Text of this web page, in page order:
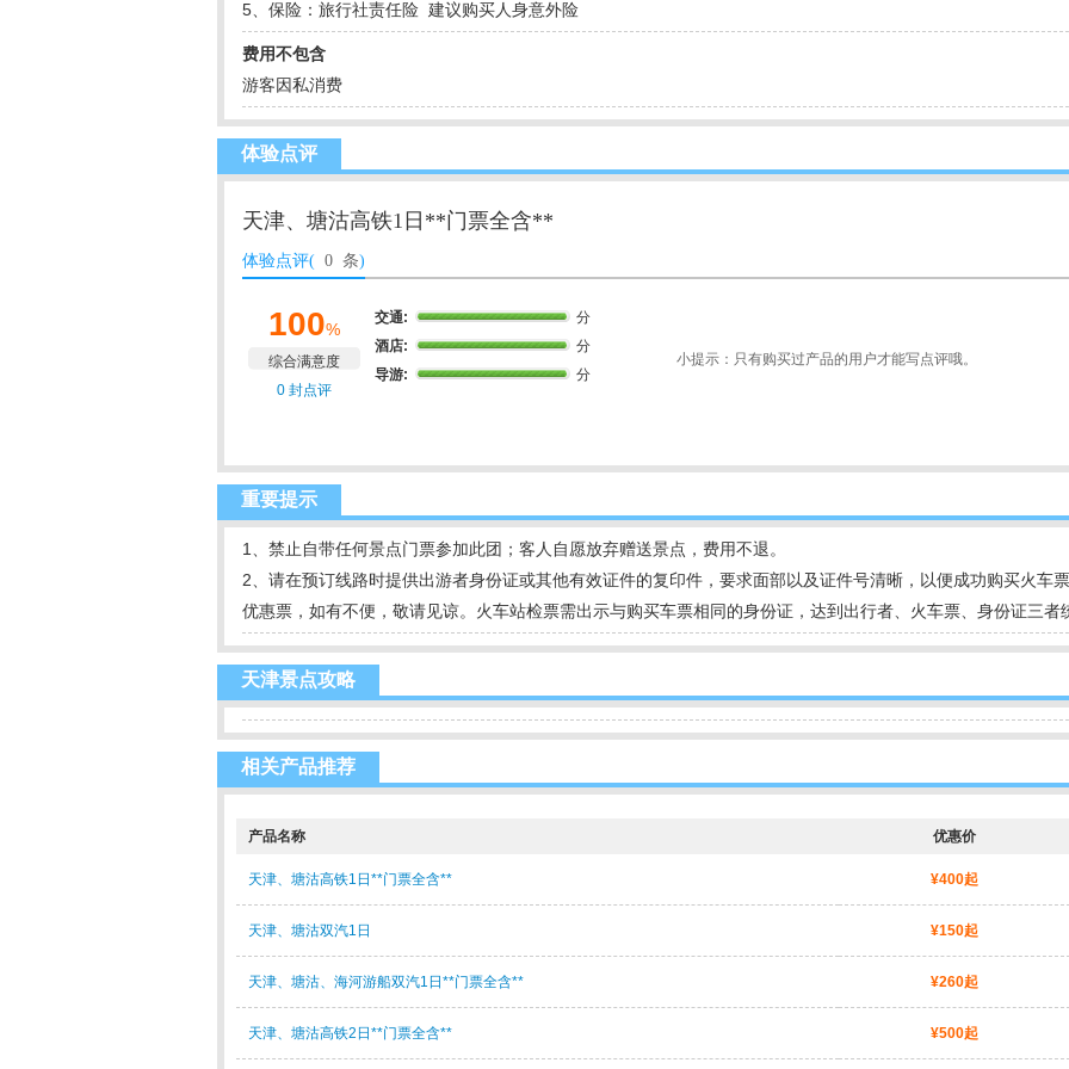
5、保险：旅行社责任险 建议购买人身意外险
费用不包含
游客因私消费
体验点评
天津、塘沽高铁1日**门票全含**
体验点评( 0 条)
100%
综合满意度
0 封点评
交通:
分
酒店:
分
导游:
分
小提示：只有购买过产品的用户才能写点评哦。
重要提示
1、禁止自带任何景点门票参加此团；客人自愿放弃赠送景点，费用不退。
2、请在预订线路时提供出游者身份证或其他有效证件的复印件，要求面部以及证件号清晰，以便成功购买火车
优惠票，如有不便，敬请见谅。火车站检票需出示与购买车票相同的身份证，达到出行者、火车票、身份证三者
天津景点攻略
相关产品推荐
产品名称 优惠价
天津、塘沽高铁1日**门票全含** ¥400起
天津、塘沽双汽1日 ¥150起
天津、塘沽、海河游船双汽1日**门票全含** ¥260起
天津、塘沽高铁2日**门票全含** ¥500起